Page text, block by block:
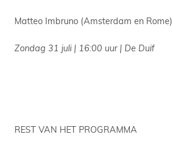
Matteo Imbruno (Amsterdam en Rome)
Zondag 31 juli | 16:00 uur | De Duif
REST VAN HET PROGRAMMA